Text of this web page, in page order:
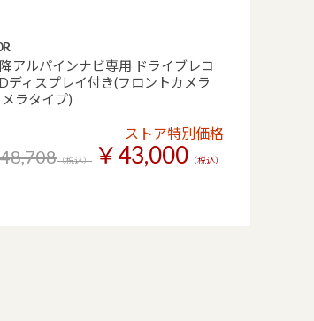
アルパインナビ専用 ドライブレコ
ディスプレイ付き(フロントカメラ
ラタイプ)
ストア特別価格
（税込） ￥43,000 （税込）